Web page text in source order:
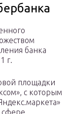
банка
г.
площадки
с которым
сфере